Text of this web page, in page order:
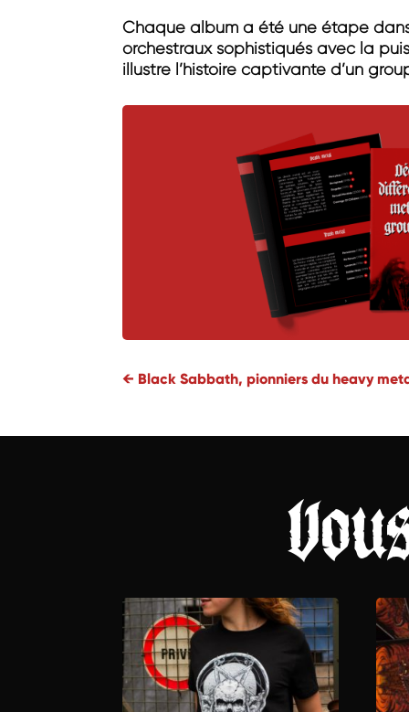
Chaque album a été une étape
orchestraux sophistiqués avec la
illustre l’histoire captivante d’un
← Black Sabbath, pionniers du heavy